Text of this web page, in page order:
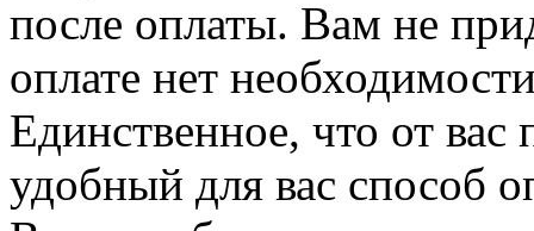
после оплаты. Вам не
оплате нет
Единственное, что от вас
удобный для вас способ